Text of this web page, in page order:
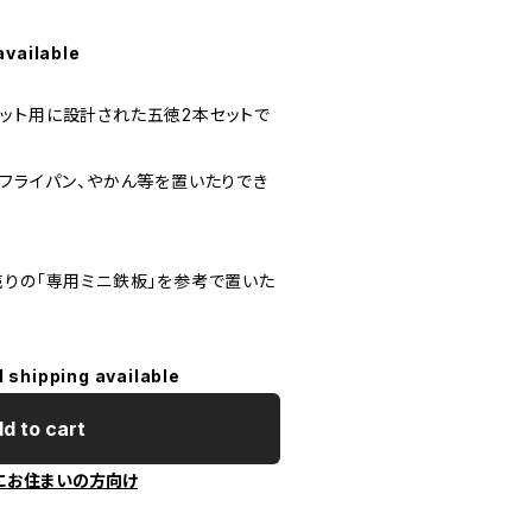
ト用に設計された五徳2本セットで
ライパン、やかん等を置いたりでき
の「専用ミニ鉄板」を参考で置いた
shipping available
to cart
お住まいの方向け